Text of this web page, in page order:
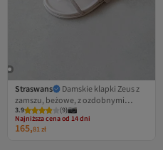
Straswans
Damskie klapki Zeus z
zamszu, beżowe, z ozdobnymi
klamrami, zapewniające codzienny
komfort.
3.9 (9)
Najniższa cena od 14 dni
Darmowa wysyłka
Najniższa cena od 14 dni
165,81zł